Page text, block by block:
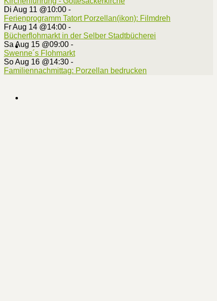
Di Aug 11 @10:00 -
Ferienprogramm Tatort Porzellan(ikon): Filmdreh
Fr Aug 14 @14:00 -
Bücherflohmarkt in der Selber Stadtbücherei
Sa Aug 15 @09:00 -
Swenne´s Flohmarkt
So Aug 16 @14:30 -
Familiennachmittag: Porzellan bedrucken